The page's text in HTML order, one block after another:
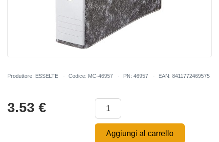
Produttore: ESSELTE Codice: MC-46957 PN: 46957 EAN: 8411772469575
3.53 €
Aggiungi al carrello